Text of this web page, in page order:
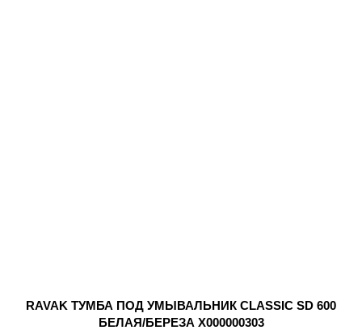
RAVAK ТУМБА ПОД УМЫВАЛЬНИК CLASSIC SD 600
БЕЛАЯ/БЕРЕЗА X000000303